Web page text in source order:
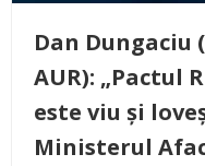
Dan
AUR): „Pactul
este viu și
Ministerul